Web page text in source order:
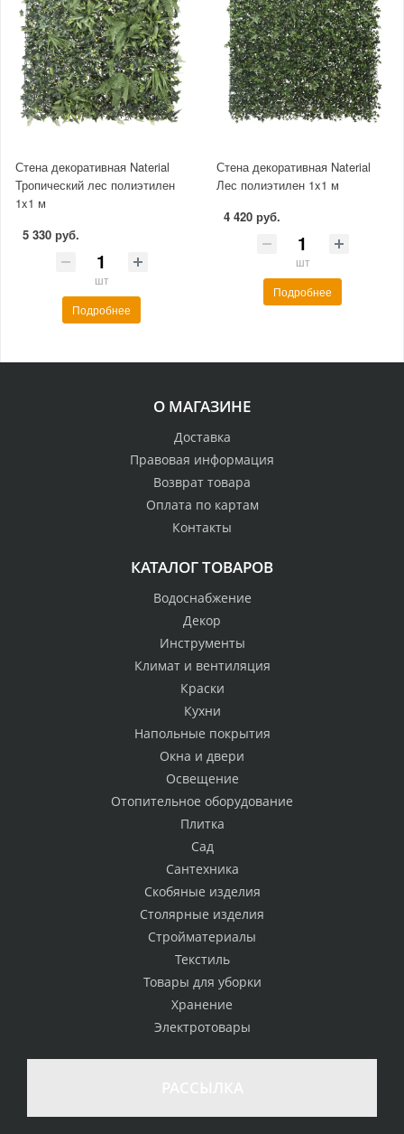
Стена декоративная Naterial
Тропический лес полиэтилен
1x1 м
5 330 руб.
шт
Подробнее
Стена декоративная Naterial
Лес полиэтилен 1x1 м
4 420 руб.
шт
Подробнее
О МАГАЗИНЕ
Доставка
Правовая информация
Возврат товара
Оплата по картам
Контакты
КАТАЛОГ ТОВАРОВ
Водоснабжение
Декор
Инструменты
Климат и вентиляция
Краски
Кухни
Напольные покрытия
Окна и двери
Освещение
Отопительное оборудование
Плитка
Сад
Сантехника
Скобяные изделия
Столярные изделия
Стройматериалы
Текстиль
Товары для уборки
Хранение
Электротовары